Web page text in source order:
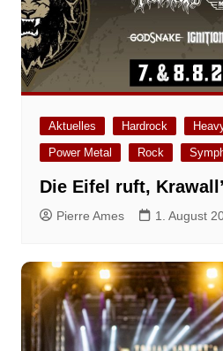
Aktuelles Hardrock
Power Metal
Rock
Die Eifel ruft,
Pierre Ames 1. August